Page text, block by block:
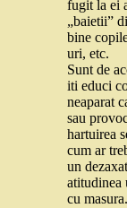
fugit la ei
„baietii”
bine
uri, etc.
Sunt de
iti educi
neaparat
sau
hartuirea
cum ar
un
atitudinea
cu masura.